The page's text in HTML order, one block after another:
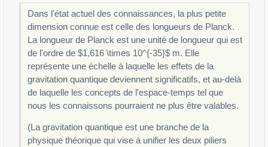
Dans l'état actuel des connaissances, la plus petite
dimension connue est celle des longueurs de Planck.
La longueur de Planck est une unité de longueur qui est
de l'ordre de $1,616 \times 10^{-35}$ m. Elle
représente une échelle à laquelle les effets de la
gravitation quantique deviennent significatifs, et au-delà
de laquelle les concepts de l'espace-temps tel que
nous les connaissons pourraient ne plus être valables.
(La gravitation quantique est une branche de la
physique théorique qui vise à unifier les deux piliers